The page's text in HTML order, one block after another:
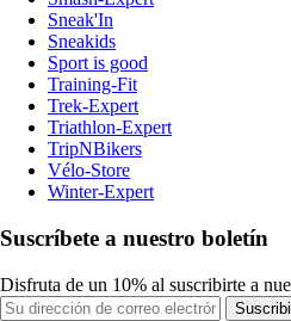
Sneak'In
Sneakids
Sport is good
Training-Fit
Trek-Expert
Triathlon-Expert
TripNBikers
Vélo-Store
Winter-Expert
Suscríbete a nuestro boletín
Disfruta de un 10% al suscribirte a